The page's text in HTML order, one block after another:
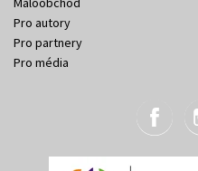
Pro autory
Pro partnery
Pro média